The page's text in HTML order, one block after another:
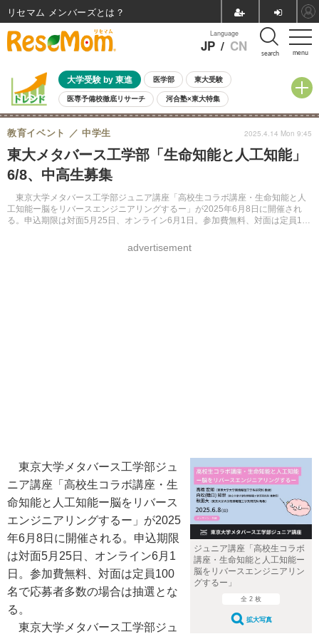
menu
Language
JP / CN search
大学受験 by 東進 医学部 東大受験
医専予備校徹底リサーチ 河合塾×東大特集
親子で考える大学選び 高校受験 中学受験 小学校受験
共通テスト 夏休み
8月開催イベント・WS 全国公立高校 過去問 人気記事
自由研究教材（小学生向け）
東大メタバース工学部「生命知能と人工知能」
6/8、中高生募集
東京大学メタバース工学部ジュニア講座「高校生コラボ講座・生命知能と人
工知能ー脳をリバースエンジニアリングするー」が2025年6月8日に開催され
る。申込期限は対面5月25日、オンライン6月1日。参加費無料、対面は定員100
教育イベント 中学生
advertisement
2025.4.14 Mon 9:45
ジュニア講座「高校生コラボ
講座・生命知能と人工知能ー
脳をリバースエンジニアリン
グするー」
全 2 枚
拡大写真
東京大学メタバース工学部ジュ
ニア講座「高校生コラボ講座・生
命知能と人工知能ー脳をリバース
エンジニアリングするー」が2025
年6月8日に開催される。申込期限
は対面5月25日、オンライン6月1
日。参加費無料、対面は定員100
名で応募者多数の場合は抽選とな
る。
東京大学メタバース工学部ジュ
リセマム メンバーズ